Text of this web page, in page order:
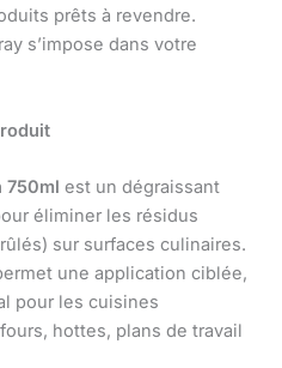
prêts à revendre.
s’impose dans votre
750ml est un dégraissant
éliminer les résidus
sur surfaces culinaires.
une application ciblée,
pour les cuisines
hottes, plans de travail